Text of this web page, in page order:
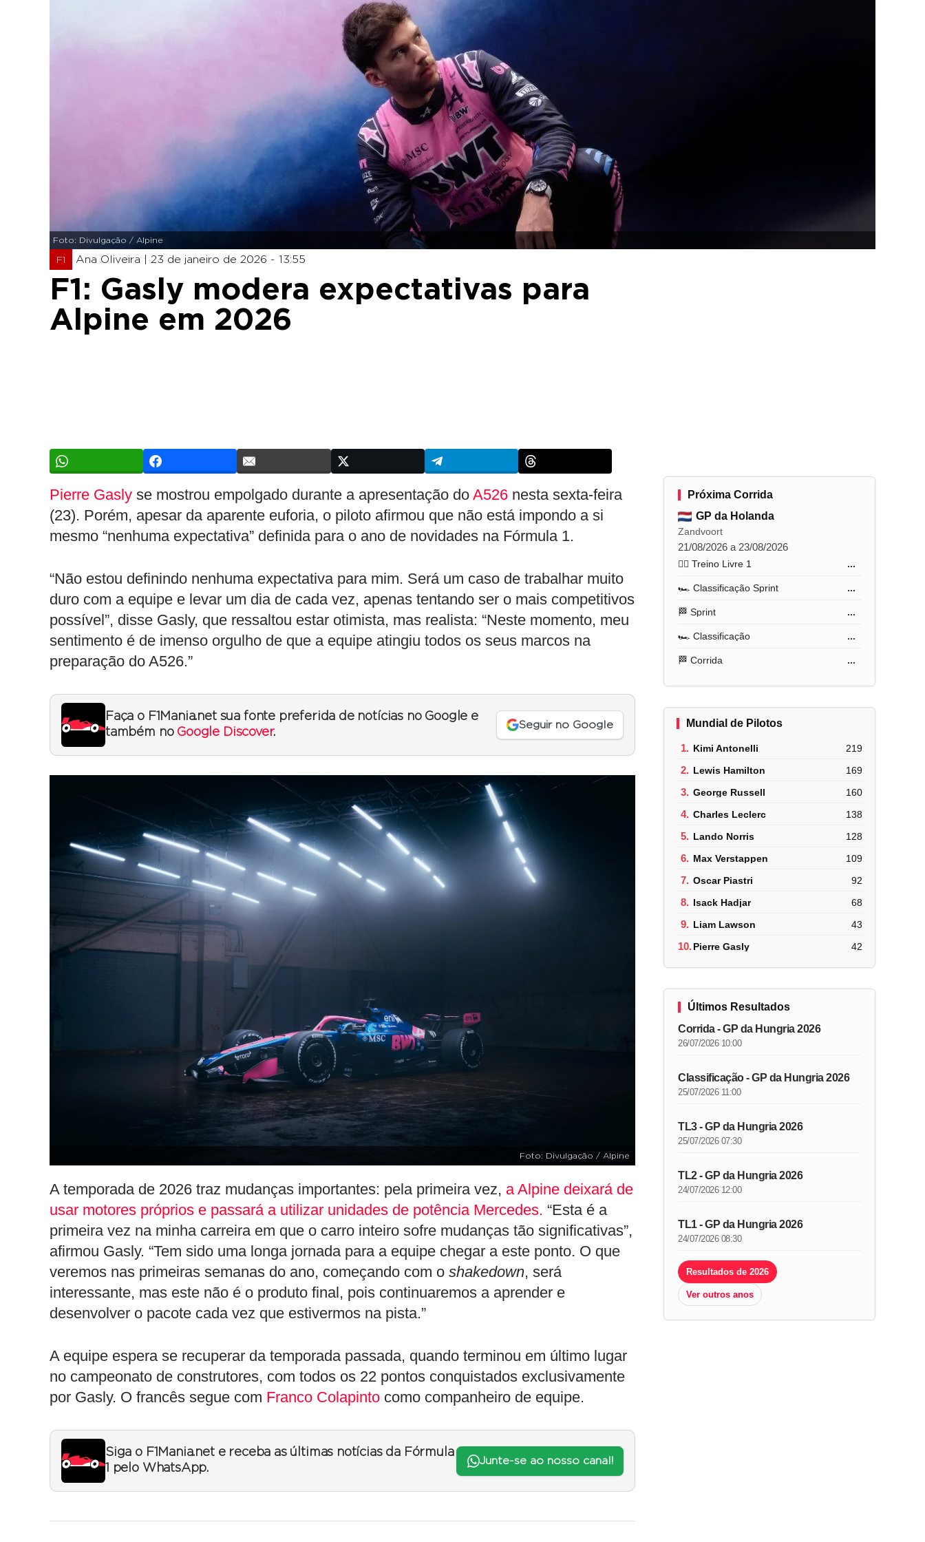
Foto: Divulgação / Alpine
F1 Ana Oliveira | 23 de janeiro de 2026 - 13:55
F1: Gasly modera expectativas para
Alpine em 2026
Pierre Gasly se mostrou empolgado durante a apresentação do A526 nesta sexta-feira
(23). Porém, apesar da aparente euforia, o piloto afirmou que não está impondo a si
mesmo “nenhuma expectativa” definida para o ano de novidades na Fórmula 1.
“Não estou definindo nenhuma expectativa para mim. Será um caso de trabalhar muito
duro com a equipe e levar um dia de cada vez, apenas tentando ser o mais competitivos
possível”, disse Gasly, que ressaltou estar otimista, mas realista: “Neste momento, meu
sentimento é de imenso orgulho de que a equipe atingiu todos os seus marcos na
preparação do A526.”
Faça o F1Mania.net sua fonte preferida de notícias no Google e
também no Google Discover.
Seguir no Google
Foto: Divulgação / Alpine
A temporada de 2026 traz mudanças importantes: pela primeira vez, a Alpine deixará de
usar motores próprios e passará a utilizar unidades de potência Mercedes. “Esta é a
primeira vez na minha carreira em que o carro inteiro sofre mudanças tão significativas”,
afirmou Gasly. “Tem sido uma longa jornada para a equipe chegar a este ponto. O que
veremos nas primeiras semanas do ano, começando com o shakedown, será
interessante, mas este não é o produto final, pois continuaremos a aprender e
desenvolver o pacote cada vez que estivermos na pista.”
A equipe espera se recuperar da temporada passada, quando terminou em último lugar
no campeonato de construtores, com todos os 22 pontos conquistados exclusivamente
por Gasly. O francês segue com Franco Colapinto como companheiro de equipe.
Siga o F1Mania.net e receba as últimas notícias da Fórmula
1 pelo WhatsApp.
Junte-se ao nosso canal!
Próxima Corrida
GP da Holanda
Zandvoort
21/08/2026 a 23/08/2026
🏋️‍♂️ Treino Livre 1 ...
🏎️ Classificação Sprint ...
🏁 Sprint ...
🏎️ Classificação ...
🏁 Corrida ...
Mundial de Pilotos
1. Kimi Antonelli 219
2. Lewis Hamilton 169
3. George Russell 160
4. Charles Leclerc 138
5. Lando Norris 128
6. Max Verstappen 109
7. Oscar Piastri 92
8. Isack Hadjar 68
9. Liam Lawson 43
10.Pierre Gasly 42
Últimos Resultados
Corrida - GP da Hungria 2026
26/07/2026 10:00
Classificação - GP da Hungria 2026
25/07/2026 11:00
TL3 - GP da Hungria 2026
25/07/2026 07:30
TL2 - GP da Hungria 2026
24/07/2026 12:00
TL1 - GP da Hungria 2026
24/07/2026 08:30
Resultados de 2026
Ver outros anos